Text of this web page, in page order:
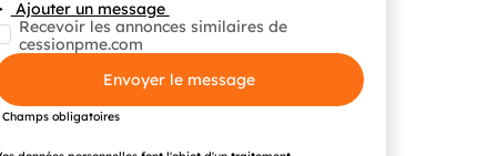
Ajouter un message
Recevoir les annonces similaires de
cessionpme.com
Envoyer le message
Champs obligatoires